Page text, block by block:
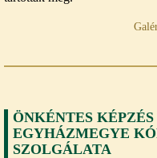
ÖNKÉNTES
EGYHÁZMEGYE
SZOLGÁLATA